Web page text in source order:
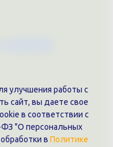
данных
улучшения работы с
сайт, вы даете свое
в соответствии с
"О персональных
в Политике